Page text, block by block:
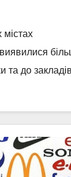
містах
та до